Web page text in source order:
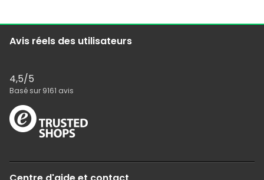
Avis réels des utilisateurs
4,5/5
Basé sur 9161 avis